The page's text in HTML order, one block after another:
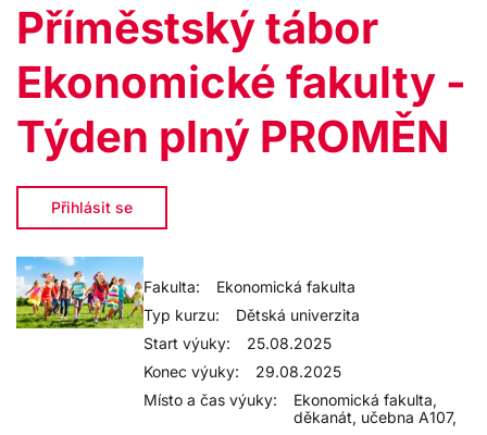
Příměstský tábor
Ekonomické fakulty -
Týden plný PROMĚN
Přihlásit se
Fakulta:
Ekonomická fakulta
Typ kurzu:
Dětská univerzita
Start výuky:
25.08.2025
Konec výuky:
29.08.2025
Místo a čas výuky:
Ekonomická fakulta,
děkanát, učebna A107,